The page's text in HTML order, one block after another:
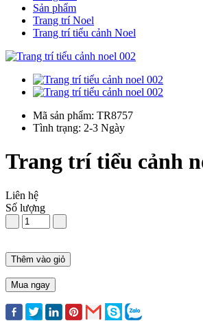
Sản phẩm
Trang trí Noel
Trang trí tiểu cảnh Noel
Mã sản phẩm: TR8757
Tình trạng: 2-3 Ngày
Trang trí tiểu cảnh
Liên hệ
Số lượng
Thêm vào giỏ
Mua ngay